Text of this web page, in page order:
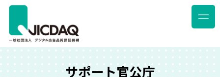
サポート官公庁